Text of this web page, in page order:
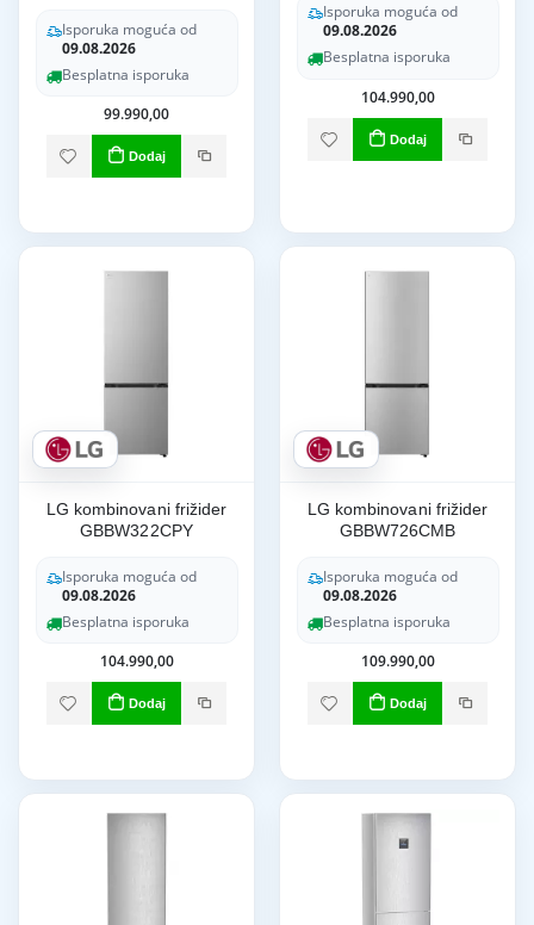
Isporuka moguća od
09.08.2026
Besplatna isporuka
99.990,00
Dodaj
Isporuka moguća od
09.08.2026
Besplatna isporuka
104.990,00
Dodaj
LG kombinovani frižider
GBBW322CPY
Isporuka moguća od
09.08.2026
Besplatna isporuka
104.990,00
Dodaj
LG kombinovani frižider
GBBW726CMB
Isporuka moguća od
09.08.2026
Besplatna isporuka
109.990,00
Dodaj